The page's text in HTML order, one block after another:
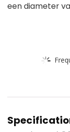
een diameter